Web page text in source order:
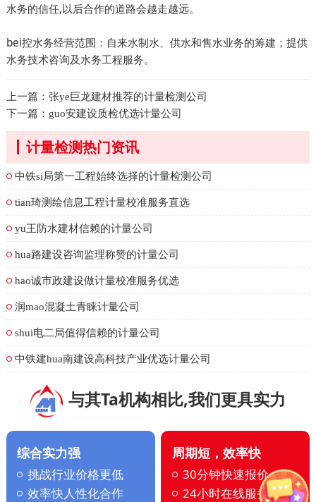
水务的信任,以后合作的道路会越走越远。
bei控水务经营范围：自来水制水、供水和售水业务的筹建；提供
水务技术咨询及水务工程服务。
上一篇： 张ye巨龙建材推荐的计量检测公司
下一篇： guo安建设质检优选计量公司
计量检测热门资讯
中铁si局第一工程始终选择的计量检测公司
tian琦测绘信息工程计量校准服务直选
yu王防水建材信赖的计量公司
hua路建设咨询监理称赞的计量公司
hao诚市政建设做计量校准服务优选
润mao混凝土青睐计量公司
shui电二局值得信赖的计量公司
中铁建hua南建设高科技产业优选计量公司
与其Ta机构相比,我们更具实力
综合实力强
挑战行业价格更低
效率快人性化合作
周期短，效率快
30分钟快速报价
24小时在线服务